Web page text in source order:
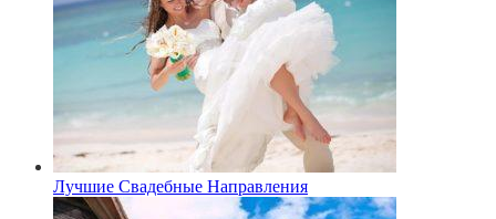
Лучшие Свадебные Направления